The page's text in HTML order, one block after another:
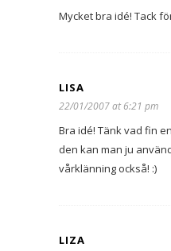
Mycket bra idé! Tack
LISA
22/01/2007 at 6:21 pm
Bra idé! Tänk vad fin
den kan man ju
vårklänning också! :)
LIZA